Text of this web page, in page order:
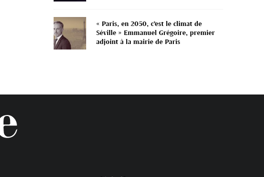
« Paris, en 2050, c’est le climat de
Séville » Emmanuel Grégoire, premier
adjoint à la mairie de Paris